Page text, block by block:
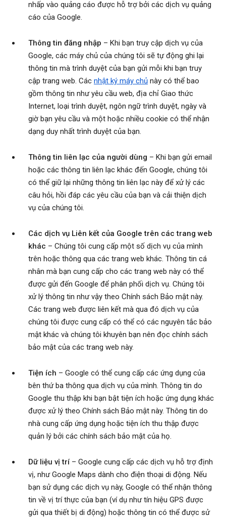
nhấp vào quảng cáo được hỗ trợ bởi các dịch vụ quảng
cáo của Google.
Thông tin đăng nhập – Khi bạn truy cập dịch vụ của
Google, các máy chủ của chúng tôi sẽ tự động ghi lại
thông tin mà trình duyệt của bạn gửi mỗi khi bạn truy
cập trang web. Các nhật ký máy chủ này có thể bao
gồm thông tin như yêu cầu web, địa chỉ Giao thức
Internet, loại trình duyệt, ngôn ngữ trình duyệt, ngày và
giờ bạn yêu cầu và một hoặc nhiều cookie có thể nhận
dạng duy nhất trình duyệt của bạn.
Thông tin liên lạc của người dùng – Khi bạn gửi email
hoặc các thông tin liên lạc khác đến Google, chúng tôi
có thể giữ lại những thông tin liên lạc này để xử lý các
câu hỏi, hồi đáp các yêu cầu của bạn và cải thiện dịch
vụ của chúng tôi.
Các dịch vụ Liên kết của Google trên các trang web
khác – Chúng tôi cung cấp một số dịch vụ của mình
trên hoặc thông qua các trang web khác. Thông tin cá
nhân mà bạn cung cấp cho các trang web này có thể
được gửi đến Google để phân phối dịch vụ. Chúng tôi
xử lý thông tin như vậy theo Chính sách Bảo mật này.
Các trang web được liên kết mà qua đó dịch vụ của
chúng tôi được cung cấp có thể có các nguyên tắc bảo
mật khác và chúng tôi khuyên bạn nên đọc chính sách
bảo mật của các trang web này.
Tiện ích – Google có thể cung cấp các ứng dụng của
bên thứ ba thông qua dịch vụ của mình. Thông tin do
Google thu thập khi bạn bật tiện ích hoặc ứng dụng khác
được xử lý theo Chính sách Bảo mật này. Thông tin do
nhà cung cấp ứng dụng hoặc tiện ích thu thập được
quản lý bởi các chính sách bảo mật của họ.
Dữ liệu vị trí – Google cung cấp các dịch vụ hỗ trợ định
vị, như Google Maps dành cho điện thoại di động. Nếu
bạn sử dụng các dịch vụ này, Google có thể nhận thông
tin về vị trí thực của bạn (ví dụ như tín hiệu GPS được
gửi qua thiết bị di động) hoặc thông tin có thể được sử